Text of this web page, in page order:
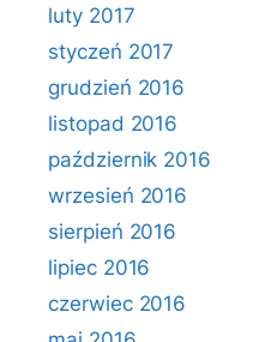
luty 2017
styczeń 2017
grudzień 2016
listopad 2016
październik 2016
wrzesień 2016
sierpień 2016
lipiec 2016
czerwiec 2016